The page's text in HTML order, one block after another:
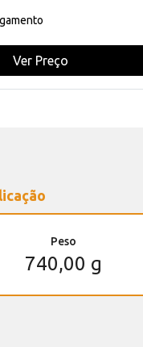
Ver Preço
Peso
740,00 g